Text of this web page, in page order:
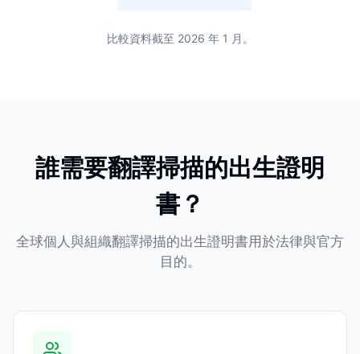
比較資料截至 2026 年 1 月。
誰需要翻譯掃描的出生證明
書？
全球個人與組織翻譯掃描的出生證明書用於法律與官方
目的。